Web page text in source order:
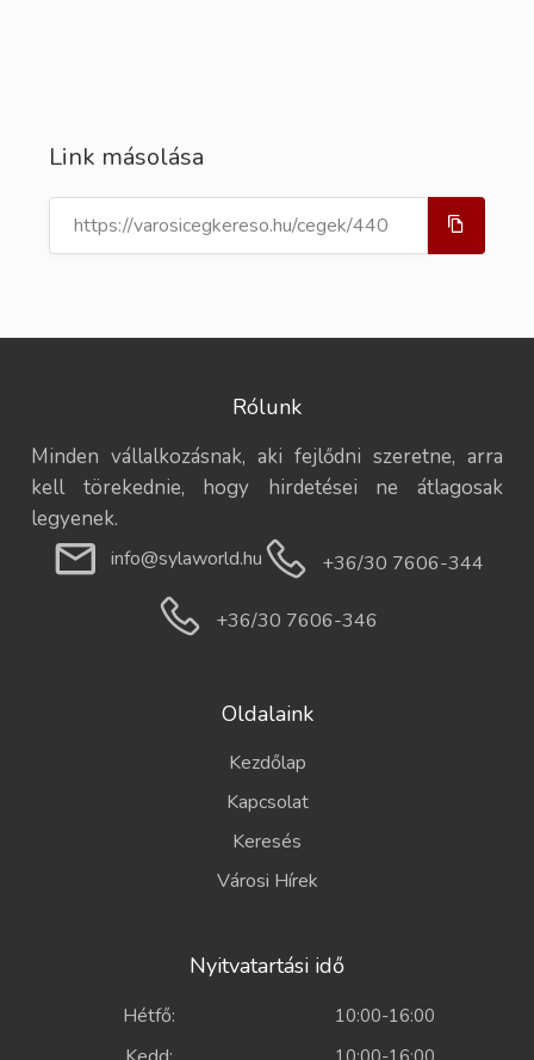
Link másolása
Rólunk
Minden vállalkozásnak, aki fejlődni szeretne, arra
kell törekednie, hogy hirdetései ne átlagosak
legyenek.
info@sylaworld.hu +36/30 7606-344
+36/30 7606-346
Oldalaink
Kezdőlap
Kapcsolat
Keresés
Városi Hírek
Nyitvatartási idő
Hétfő: 10:00-16:00